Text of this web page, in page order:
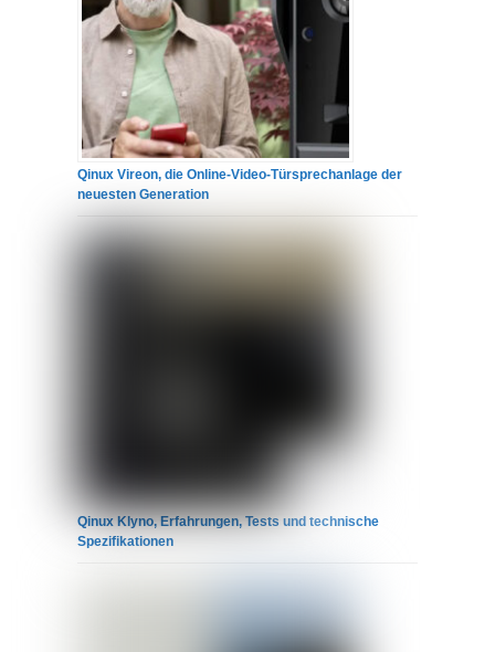
Qinux Vireon, die Online-Video-Türsprechanlage der
neuesten Generation
Qinux Klyno, Erfahrungen, Tests und technische
Spezifikationen